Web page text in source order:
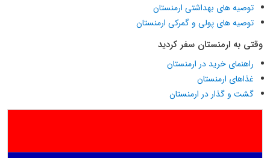
توصیه های بهداشتی ارمنستان
توصیه های پولی و گمرکی ارمنستان
وقتی به ارمنستان سفر کردید
راهنمای خرید در ارمنستان
غذاهای ارمنستان
گشت و گذار در ارمنستان